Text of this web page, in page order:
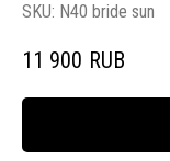
SKU: N40 bride sun
11 900 RUB